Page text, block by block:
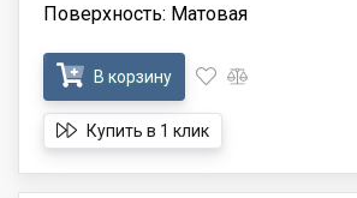
Поверхность: Матовая
В корзину
Купить в 1 клик